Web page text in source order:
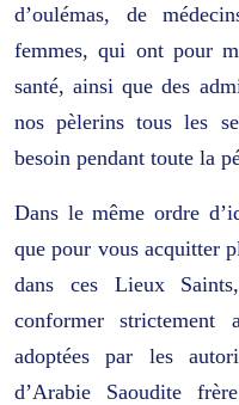
d’oulémas, de
femmes, qui ont pour
santé, ainsi que des
nos pèlerins tous les
besoin pendant toute la
Dans le même ordre
que pour vous acquitter
dans ces Lieux
conformer strictement
adoptées par les
d’Arabie Saoudite